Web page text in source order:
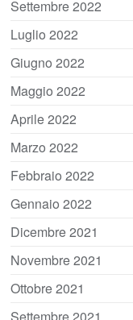
Settembre 2022
Luglio 2022
Giugno 2022
Maggio 2022
Aprile 2022
Marzo 2022
Febbraio 2022
Gennaio 2022
Dicembre 2021
Novembre 2021
Ottobre 2021
Settembre 2021